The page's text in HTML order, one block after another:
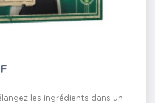
les ingrédients dans un